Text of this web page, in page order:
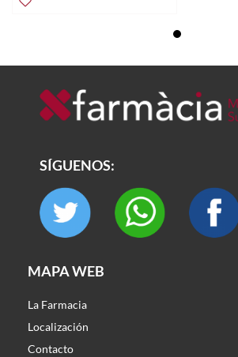
SÍGUENOS:
MAPA WEB
La Farmacia
Localización
Contacto